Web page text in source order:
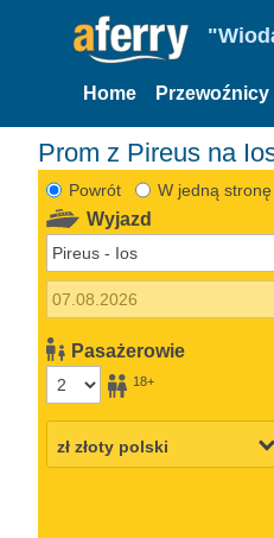
Home Przewoźnicy
Prom z Pireus na
Powrót W jedną stronę
Wyjazd
Pasażerowie
18+